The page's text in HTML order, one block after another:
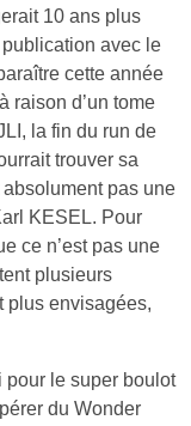
10 ans plus
avec le
cette année
raison d’un tome
la fin du run de
trouver sa
pas une
KESEL. Pour
ce n’est pas une
plusieurs
plus envisagées,
pour le super boulot
du Wonder